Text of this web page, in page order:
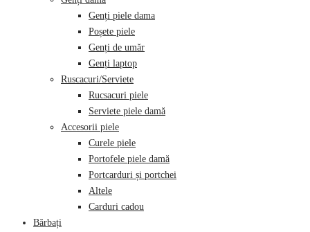
Genți piele dama
Poșete piele
Genți de umăr
Genți laptop
Ruscacuri/Serviete
Rucsacuri piele
Serviete piele damă
Accesorii piele
Curele piele
Portofele piele damă
Portcarduri și portchei
Altele
Carduri cadou
Bărbați